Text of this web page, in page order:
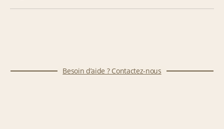
Besoin d’aide ? Contactez-nous